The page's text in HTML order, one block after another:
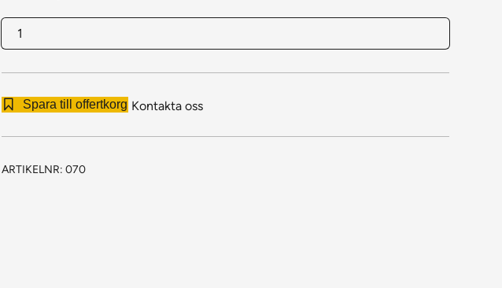
070
mängdSpara till offertkorg Kontakta oss
ARTIKELNR:070